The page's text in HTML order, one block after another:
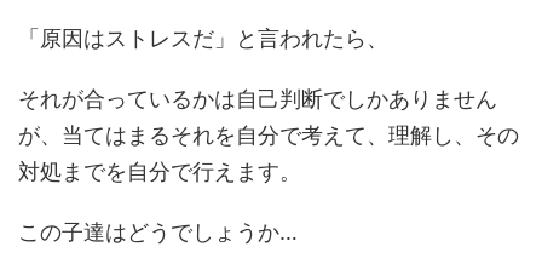
「原因はストレスだ」と言われたら、
それが合っているかは自己判断でしかありません
が、当てはまるそれを自分で考えて、理解し、その
対処までを自分で行えます。
この子達はどうでしょうか…